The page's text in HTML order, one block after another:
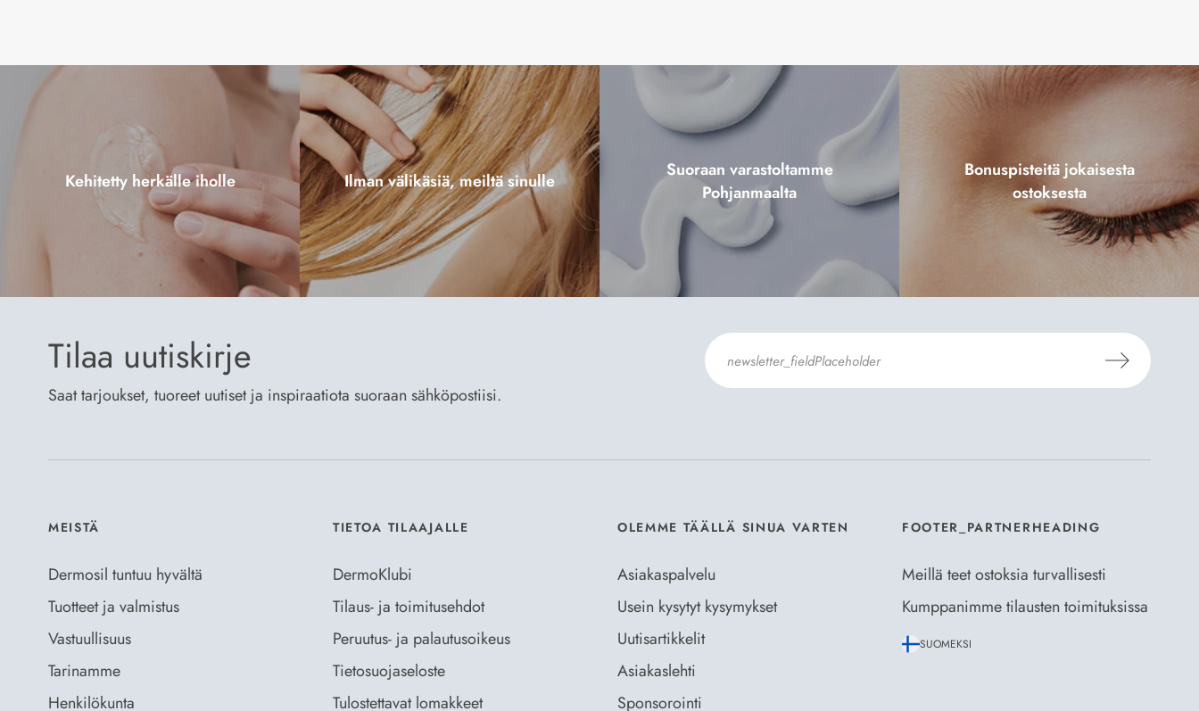
Kehitetty herkälle iholle Ilman välikäsiä, meiltä sinulle
Suoraan varastoltamme
Pohjanmaalta
Bonuspisteitä jokaisesta
ostoksesta
Tilaa uutiskirje
Saat tarjoukset, tuoreet uutiset ja inspiraatiota suoraan sähköpostiisi.
MEISTÄ
Dermosil tuntuu hyvältä
Tuotteet ja valmistus
Vastuullisuus
Tarinamme
Henkilökunta
TIETOA TILAAJALLE
DermoKlubi
Tilaus- ja toimitusehdot
Peruutus- ja palautusoikeus
Tietosuojaseloste
Tulostettavat lomakkeet
OLEMME TÄÄLLÄ SINUA VARTEN
Asiakaspalvelu
Usein kysytyt kysymykset
Uutisartikkelit
Asiakaslehti
Sponsorointi
FOOTER_PARTNERHEADING
Meillä teet ostoksia turvallisesti
Kumppanimme tilausten toimituksissa
SUOMEKSI